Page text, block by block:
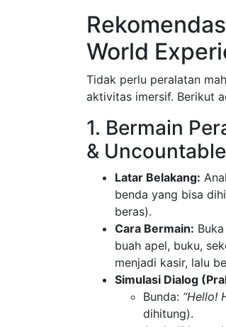
World
Tidak perlu peralatan
aktivitas imersif. Berikut
1. Bermain
&
Latar Belakang:
benda yang bisa
beras).
Cara Bermain:
buah apel, buku,
menjadi kasir, lalu
Simulasi Dialog
Bunda: “Hello!
dihitung).